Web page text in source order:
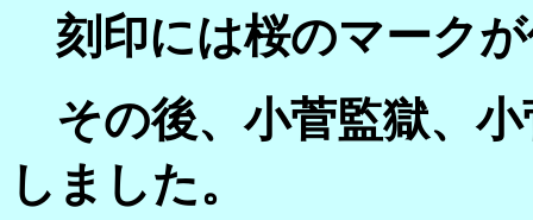
刻印には桜のマーク
その後、小菅監獄、小
しました。